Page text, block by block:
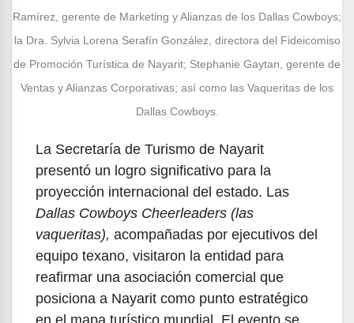
Ramírez, gerente de Marketing y Alianzas de los Dallas Cowboys;
la Dra. Sylvia Lorena Serafín González, directora del Fideicomiso
de Promoción Turística de Nayarit; Stephanie Gaytan, gerente de
Ventas y Alianzas Corporativas; así como las Vaqueritas de los
Dallas Cowboys.
La Secretaría de Turismo de Nayarit
presentó un logro significativo para la
proyección internacional del estado. Las
Dallas Cowboys Cheerleaders (las
vaqueritas), acompañadas por ejecutivos del
equipo texano, visitaron la entidad para
reafirmar una asociación comercial que
posiciona a Nayarit como punto estratégico
en el mapa turístico mundial. El evento se